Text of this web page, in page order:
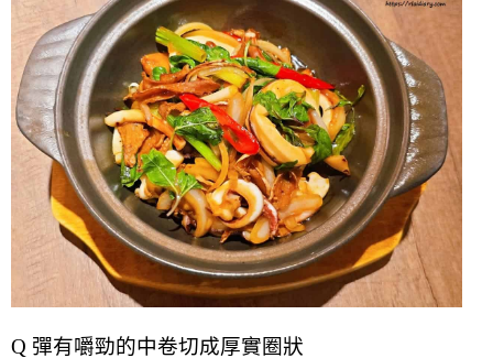
Q 彈有嚼勁的中卷切成厚實圈狀